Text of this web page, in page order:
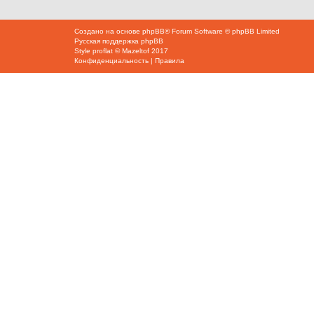
Создано на основе phpBB® Forum Software © phpBB Limited
Русская поддержка phpBB
Style proflat ©Mazeltof 2017
Конфиденциальность | Правила